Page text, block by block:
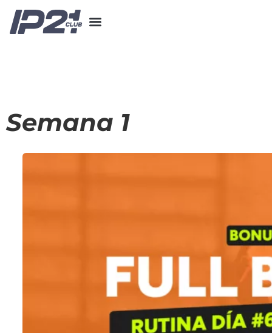
Semana 1